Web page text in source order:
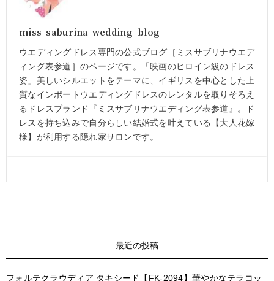
miss_saburina_wedding_blog
ウエディングドレス専門の公式ブログ［ミスサブリナウエデ
ィング表参道］のページです。「映画のヒロイン級のドレス
姿」美しいシルエットをテーマに、イギリスを中心とした上
質なインポートウエディングドレスのレンタルを取りそろえ
るドレスブランド『ミスサブリナウエディング表参道』。ド
レスを持ち込みで自分らしい結婚式を叶えている【大人花嫁
様】が利用する隠れ家サロンです。
最近の投稿
フォルテクラウディア タキシード【FK-2094】華やかなテラコッ